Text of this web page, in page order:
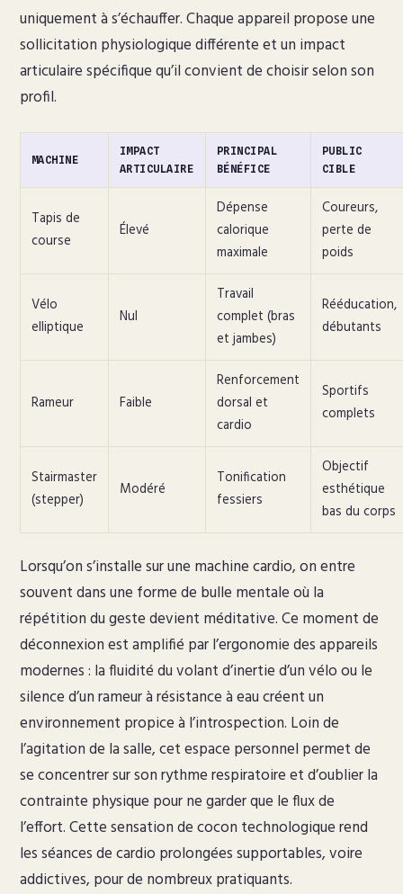
uniquement à s’échauffer. Chaque appareil propose une
sollicitation physiologique différente et un impact
articulaire spécifique qu’il convient de choisir selon son
profil.
MACHINE
IMPACT
ARTICULAIRE
PRINCIPAL
BÉNÉFICE
PUBLIC
CIBLE
Tapis de
course
Élevé
Dépense
calorique
maximale
Coureurs,
perte de
poids
Vélo
elliptique
Nul
Travail
complet (bras
et jambes)
Rééducation,
débutants
Rameur Faible
Renforcement
dorsal et
cardio
Sportifs
complets
Stairmaster
(stepper)
Modéré
Tonification
fessiers
Objectif
esthétique
bas du corps
Lorsqu’on s’installe sur une machine cardio, on entre
souvent dans une forme de bulle mentale où la
répétition du geste devient méditative. Ce moment de
déconnexion est amplifié par l’ergonomie des appareils
modernes : la fluidité du volant d’inertie d’un vélo ou le
silence d’un rameur à résistance à eau créent un
environnement propice à l’introspection. Loin de
l’agitation de la salle, cet espace personnel permet de
se concentrer sur son rythme respiratoire et d’oublier la
contrainte physique pour ne garder que le flux de
l’effort. Cette sensation de cocon technologique rend
les séances de cardio prolongées supportables, voire
addictives, pour de nombreux pratiquants.